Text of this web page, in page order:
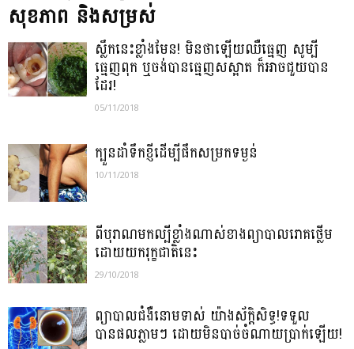
សុខភាព និងសម្រស់
ស្លឹកនេះខ្លាំងមែន! មិនថាឡើយឈឺធ្មេញ សូម្បី
ធ្មេញពុក ឬចង់បានធ្មេញសស្អាត ក៏អាចជួយបាន
ដែរ!
05/11/2018
ក្បួនដាំទឹកខ្ញីដើម្បីផឹកសម្រកទម្ងន់
10/11/2018
ពីបុរាណមកល្បីខ្លាំងណាស់ខាងព្យាបាលរោគថ្លើម
ដោយយករុក្ខជាតិនេះ
29/10/2018
ព្យាបាលជំងឺនោមទាស់ យ៉ាងស័ក្តិសិទ្ធ!ទទួល
បានផលភ្លាមៗ ដោយមិនបាច់ចំណាយប្រាក់ឡើយ!